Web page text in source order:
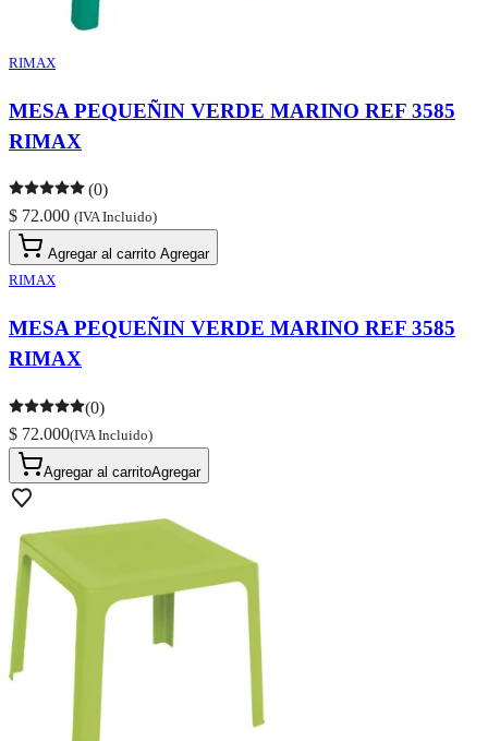
RIMAX
MESA PEQUEÑIN VERDE MARINO REF 3585
RIMAX
(0)
$ 72.000 (IVA Incluido)
Agregar al carrito Agregar
RIMAX
MESA PEQUEÑIN VERDE MARINO REF 3585
RIMAX
(0)
$ 72.000(IVA Incluido)
Agregar al carritoAgregar